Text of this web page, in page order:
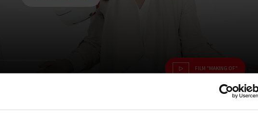
FILM "MAKING OF"